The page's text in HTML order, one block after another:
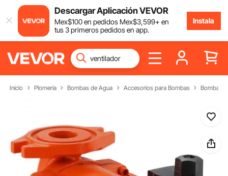
Descargar Aplicación VEVOR
Mex$100en pedidos Mex$3,599+ en
tus 3 primeros pedidos en app.
Instala
Inicio Plomería Bombas de Agua Accesorios para Bombas Bomba